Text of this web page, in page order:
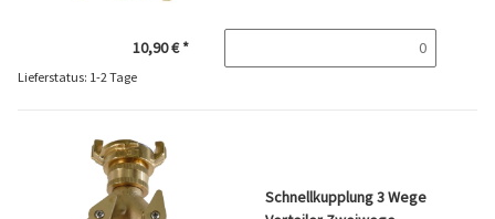
10,90 €*
Lieferstatus: 1-2 Tage
Schnellkupplung 3 Wege